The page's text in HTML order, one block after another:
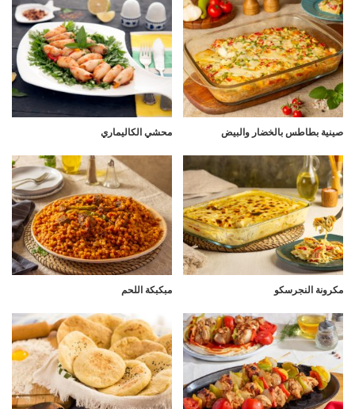
صينية بطاطس بالخضار والبيض محشي الكاليماري
مكرونة النجرسكو مبكبكة اللحم